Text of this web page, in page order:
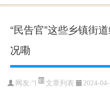
“民告官”这些乡镇街
况嘞
网友:“l 文章列表 2024-